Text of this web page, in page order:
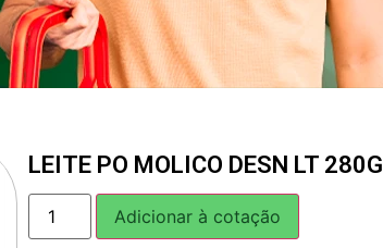
LEITE PO MOLICO DESN LT 280G
Adicionar à cotação